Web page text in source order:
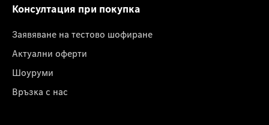
Консултация при покупка
Заявяване на тестово шофиране
Актуални оферти
Шоуруми
Връзка с нас